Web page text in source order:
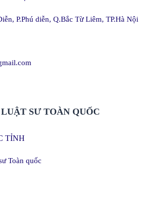
P.Phú diễn, Q.Bắc Từ Liêm, TP.Hà Nội
SƯ TOÀN QUỐC
TỈNH
Toàn quốc